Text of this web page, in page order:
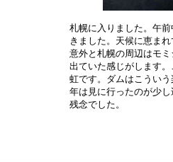
札幌に入りました。午
きました。天候に恵ま
意外と札幌の周辺はモ
出ていた感じがします
虹です。ダムはこうい
年は見に行ったのが少